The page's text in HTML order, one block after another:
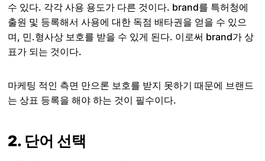
수 있다. 각각 사용 용도가 다른 것이다. brand를 특허청에
출원 및 등록해서 사용에 대한 독점 배타권을 얻을 수 있으
며, 민.형사상 보호를 받을 수 있게 된다. 이로써 brand가 상
표가 되는 것이다.
마케팅 적인 측면 만으론 보호를 받지 못하기 때문에 브랜드
는 상표 등록을 해야 하는 것이 필수이다.
2. 단어 선택